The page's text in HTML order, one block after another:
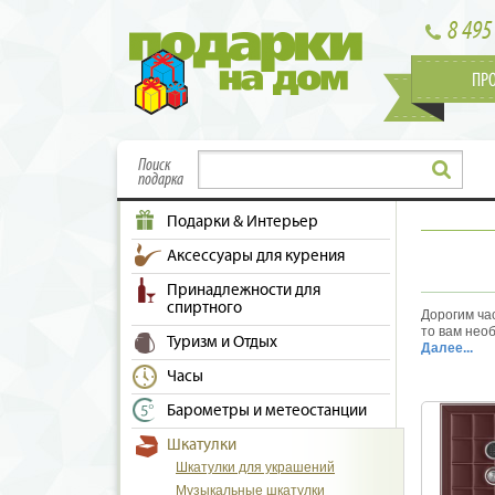
8 495
Поиск
подарка
Подарки & Интерьер
Аксессуары для курения
Принадлежности для
спиртного
Туризм и Отдых
Часы
Барометры и метеостанции
Шкатулки
Шкатулки для украшений
Музыкальные шкатулки
Дорогим
то вам
семьи.
простые
магазинов
что
Далее...